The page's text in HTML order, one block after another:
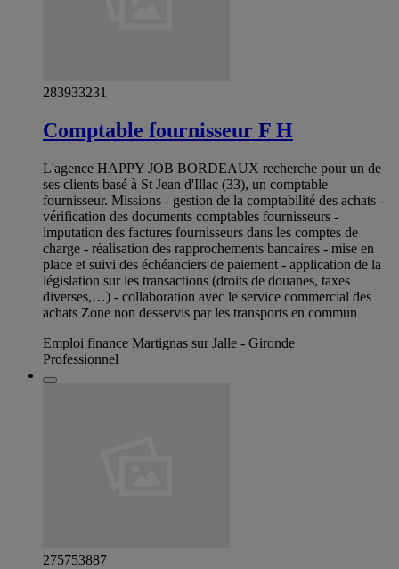
283933231
Comptable fournisseur F H
L'agence HAPPY JOB BORDEAUX recherche pour un de
ses clients basé à St Jean d'Illac (33), un comptable
fournisseur. Missions - gestion de la comptabilité des achats -
vérification des documents comptables fournisseurs -
imputation des factures fournisseurs dans les comptes de
charge - réalisation des rapprochements bancaires - mise en
place et suivi des échéanciers de paiement - application de la
législation sur les transactions (droits de douanes, taxes
diverses,…) - collaboration avec le service commercial des
achats Zone non desservis par les transports en commun
Emploi finance Martignas sur Jalle - Gironde
Professionnel
275753887